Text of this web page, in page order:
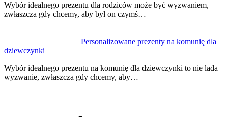
Wybór idealnego prezentu dla rodziców może być wyzwaniem,
zwłaszcza gdy chcemy, aby był on czymś…
Personalizowane prezenty na komunię dla
dziewczynki
Wybór idealnego prezentu na komunię dla dziewczynki to nie lada
wyzwanie, zwłaszcza gdy chcemy, aby…